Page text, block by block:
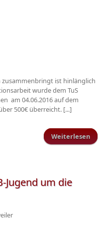
ist hinlänglich
wurde dem TuS
am 04.06.2016 auf dem
500€ überreicht. [...]
Weiterlesen
Jugend um die